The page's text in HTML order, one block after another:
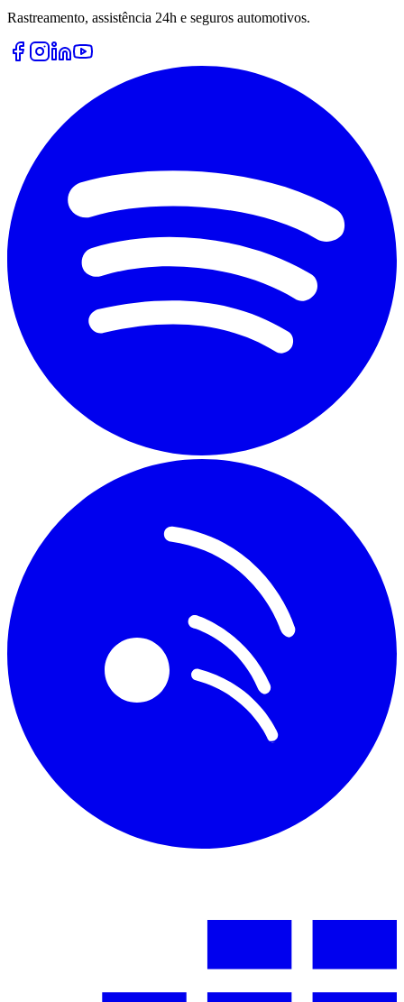
Rastreamento, assistência 24h e seguros automotivos.